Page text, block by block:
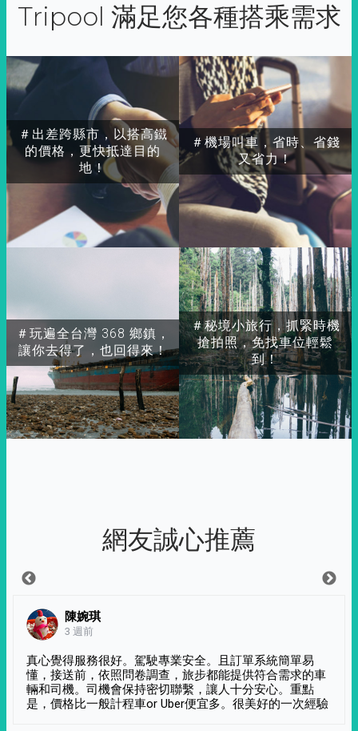
Tripool 滿足您各種搭乘需求
＃出差跨縣市，以搭高鐵
的價格，更快抵達目的
地！
＃玩遍全台灣 368 鄉鎮，
讓你去得了，也回得來！
＃秘境小旅行，抓緊時機
搶拍照，免找車位輕鬆
到！
＃機場叫車，省時、省錢
又省力！
網友誠心推薦
陳婉琪
3 週前
真心覺得服務很好。駕駛專業安全。且訂單系統簡單易
懂，接送前，依照問卷調查，旅步都能提供符合需求的車
輛和司機。司機會保持密切聯繫，讓人十分安心。重點
是，價格比一般計程車or Uber便宜多。很美好的一次經驗